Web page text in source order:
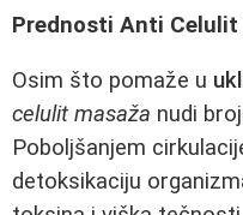
Prednosti Anti Celulit
Osim što pomaže u
celulit masaža nudi
Poboljšanjem
detoksikaciju